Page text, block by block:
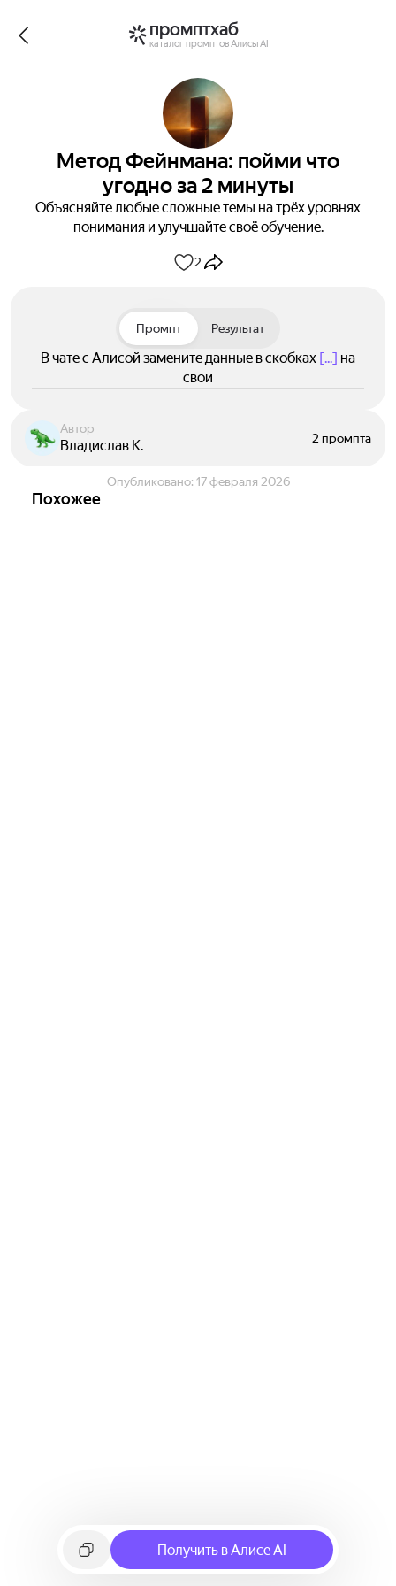
промптхаб
каталог промптов Алисы AI
Метод Фейнмана: пойми что
угодно за 2 минуты
Объясняйте любые сложные темы на трёх уровнях
понимания и улучшайте своё обучение.
2
Промпт Результат
В чате с Алисой замените данные в скобках [...] на
свои
Автор
Владислав К. 2 промпта
Опубликовано: 17 февраля 2026
Похожее
Получить в Алисе AI